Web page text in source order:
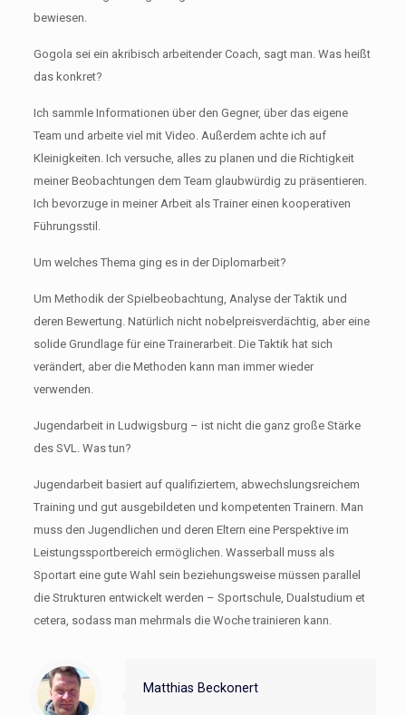
bewiesen.
Gogola sei ein akribisch arbeitender Coach, sagt man. Was heißt
das konkret?
Ich sammle Informationen über den Gegner, über das eigene
Team und arbeite viel mit Video. Außerdem achte ich auf
Kleinigkeiten. Ich versuche, alles zu planen und die Richtigkeit
meiner Beobachtungen dem Team glaubwürdig zu präsentieren.
Ich bevorzuge in meiner Arbeit als Trainer einen kooperativen
Führungsstil.
Um welches Thema ging es in der Diplomarbeit?
Um Methodik der Spielbeobachtung, Analyse der Taktik und
deren Bewertung. Natürlich nicht nobelpreisverdächtig, aber eine
solide Grundlage für eine Trainerarbeit. Die Taktik hat sich
verändert, aber die Methoden kann man immer wieder
verwenden.
Jugendarbeit in Ludwigsburg – ist nicht die ganz große Stärke
des SVL. Was tun?
Jugendarbeit basiert auf qualifiziertem, abwechslungsreichem
Training und gut ausgebildeten und kompetenten Trainern. Man
muss den Jugendlichen und deren Eltern eine Perspektive im
Leistungssportbereich ermöglichen. Wasserball muss als
Sportart eine gute Wahl sein beziehungsweise müssen parallel
die Strukturen entwickelt werden – Sportschule, Dualstudium et
cetera, sodass man mehrmals die Woche trainieren kann.
Matthias Beckonert